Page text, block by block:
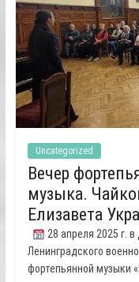
Uncategorized
Вечер
музыка.
Елизавета
28 апреля 2025 г.
Ленинградского
фортепьянной музыки